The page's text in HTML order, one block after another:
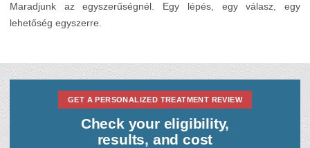
Maradjunk az egyszerűségnél. Egy lépés, egy válasz, egy
lehetőség egyszerre.
GET A PERSONALIZED TREATMENT REVIEW
Check your eligibility,
results, and cost